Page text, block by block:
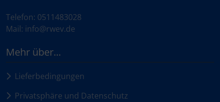
Telefon: 0511483028
Mail: info@rwev.de
Mehr über...
Lieferbedingungen
Privatsphäre und Datenschutz